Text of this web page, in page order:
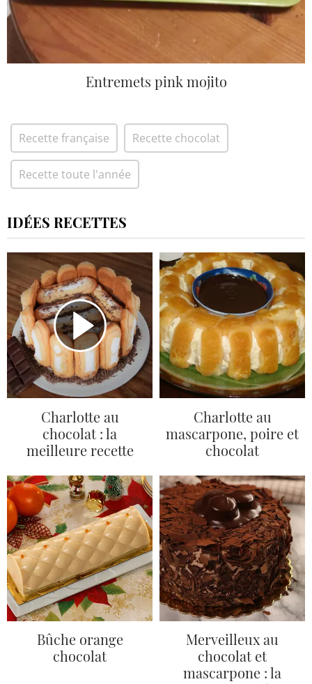
Entremets pink mojito
Recette française Recette chocolat
Recette toute l'année
IDÉES RECETTES
Charlotte au
chocolat : la
meilleure recette
Charlotte au
mascarpone, poire et
chocolat
Bûche orange
chocolat
Merveilleux au
chocolat et
mascarpone : la